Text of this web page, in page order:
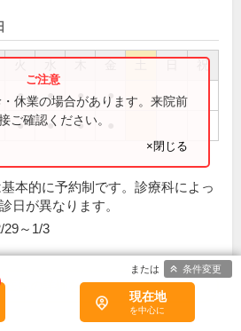
祝
● ● ● ●
● ● ●
休業の場合があります。来院前
ご確認ください。
×閉じる
本的に予約制です。診療科によっ
日が異なります。
29～1/3
医院の詳細をみる
現在地
条件変更